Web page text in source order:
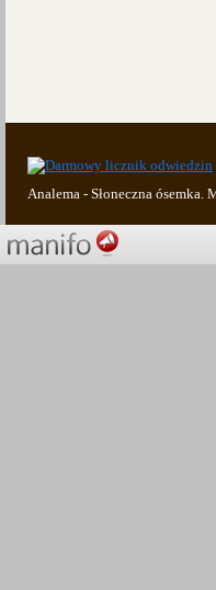
Analema - Słoneczna